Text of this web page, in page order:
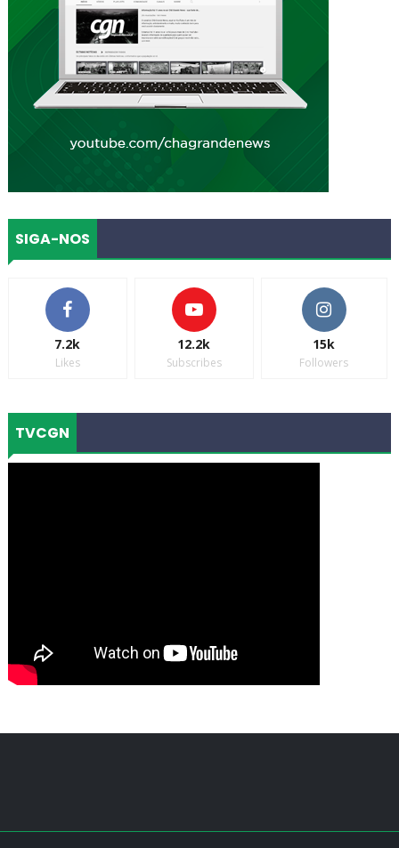
SIGA-NOS
7.2k
Likes
12.2k
Subscribes
15k
Followers
TVCGN